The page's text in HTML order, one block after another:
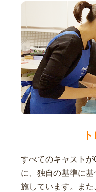
すべてのキャスト
に、独自の基準に
施しています。ま